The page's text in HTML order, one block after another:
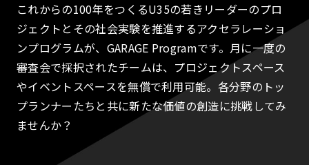
これからの100年をつくるU35の若きリーダーのプロ
ジェクトとその社会実験を推進するアクセラレーショ
ンプログラムが、GARAGE Programです。月に一度の
審査会で採択されたチームは、プロジェクトスペース
やイベントスペースを無償で利用可能。各分野のトッ
プランナーたちと共に新たな価値の創造に挑戦してみ
ませんか？